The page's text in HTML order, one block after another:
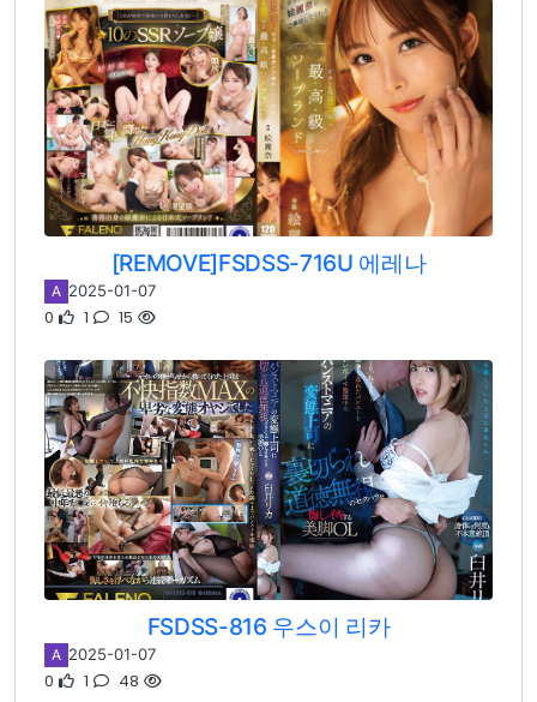
[REMOVE]FSDSS-716U 에레나
A 2025-01-07
0 1 15
FSDSS-816 우스이 리카
A 2025-01-07
0 1 48